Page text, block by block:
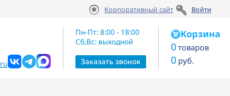
Корпоративный сайт Войти
Пн-Пт: 8:00 - 18:00
Сб,Вс: выходной
Заказать звонок
Корзина
0товаров
0 руб.